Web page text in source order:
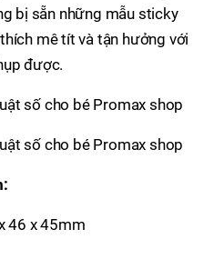
bị sẵn những mẫu sticky
mê tít và tận hưởng với
được.
46 x 45mm